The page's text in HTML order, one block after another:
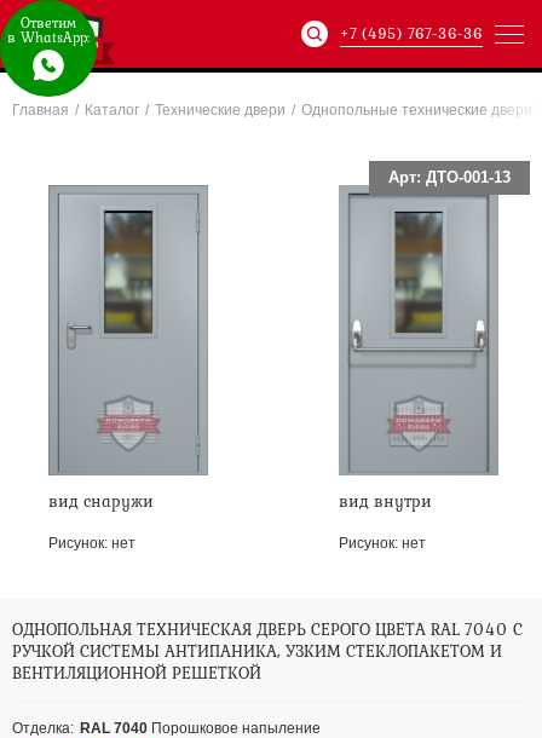
Артикул: ХХХ-xxx-
+7 (495) 767-36-36
Главная / Каталог / Технические двери / Однопольные технические двери
Арт: ДТО-001-13
вид снаружи
Рисунок: нет
вид внутри
Рисунок: нет
ОДНОПОЛЬНАЯ ТЕХНИЧЕСКАЯ ДВЕРЬ СЕРОГО ЦВЕТА RAL 7040 С
РУЧКОЙ СИСТЕМЫ АНТИПАНИКА, УЗКИМ СТЕКЛОПАКЕТОМ И
ВЕНТИЛЯЦИОННОЙ РЕШЕТКОЙ
Отделка: RAL 7040 Порошковое напыление
Ответим
в WhatsApp: